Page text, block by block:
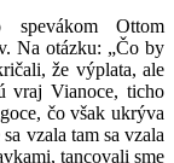
Ottom
Na otázku: „Čo by
že výplata, ale
vraj Vianoce, ticho
čo však ukrýva
vzala tam sa vzala
tancovali sme